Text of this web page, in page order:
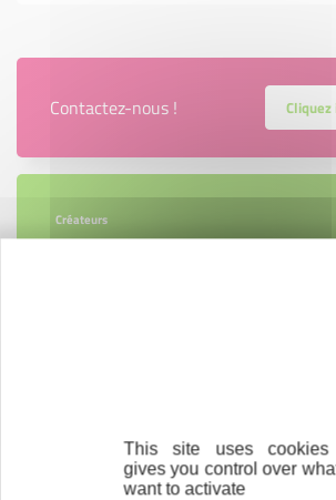
Contactez-nous ! Cliquez
Créateurs
This site uses cookies
gives you control over
want to activate